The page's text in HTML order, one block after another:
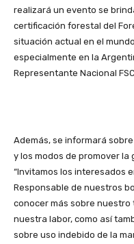
realizará un evento se
certificación forestal del
situación actual en el
especialmente en la
Representante Nacional
Además, se informará
y los modos de promover
“Invitamos los interesados
Responsable de nuestros
conocer más sobre
nuestra labor, como así
sobre uso indebido de la